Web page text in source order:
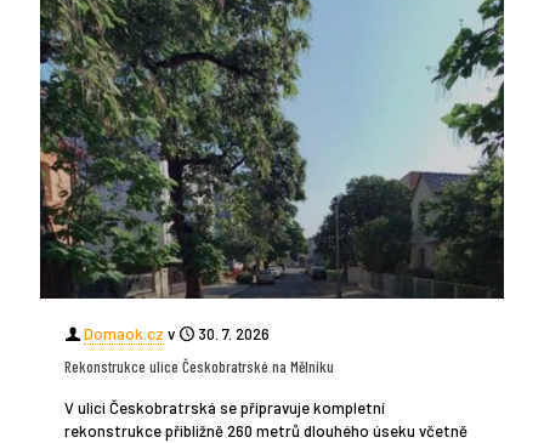
Domaok.cz v
30. 7. 2026
Rekonstrukce ulice Českobratrské na Mělníku
V ulici Českobratrská se připravuje kompletní
rekonstrukce přibližně 260 metrů dlouhého úseku včetně